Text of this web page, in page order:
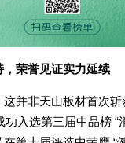
荣誉见证实力延续
并非天山板材首次
功入选第三届中品榜 “